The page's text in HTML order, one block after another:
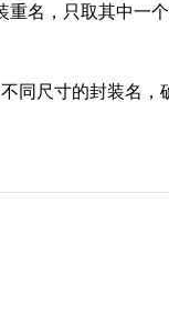
重名，只取其中一
同尺寸的封装名，